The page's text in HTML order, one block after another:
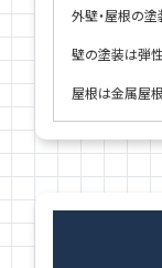
外壁・屋根の塗
壁の塗装は弾性
屋根は金属屋